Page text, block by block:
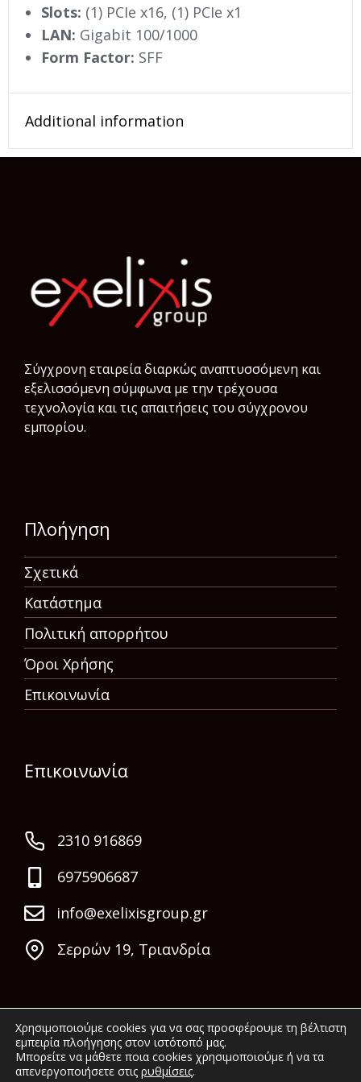
Slots: (1) PCIe x16, (1) PCIe x1
LAN: Gigabit 100/1000
Form Factor: SFF
Additional information
Σύγχρονη εταιρεία διαρκώς αναπτυσσόμενη και
εξελισσόμενη σύμφωνα µε την τρέχουσα
τεχνολογία και τις απαιτήσεις του σύγχρονου
εμπορίου.
Πλοήγηση
Σχετικά
Κατάστημα
Πολιτική απορρήτου
Όροι Χρήσης
Επικοινωνία
Επικοινωνία
2310 916869
6975906687
info@exelixisgroup.gr
Σερρών 19, Τριανδρία
© 2022 Exelixis Group. All rights reserved.
Χρησιμοποιούμε cookies για να σας προσφέρουμε τη βέλτιστη
εμπειρία πλοήγησης στον ιστότοπό μας.
Μπορείτε να μάθετε ποια cookies χρησιμοποιούμε ή να τα
απενεργοποιήσετε στις ρυθμίσεις.